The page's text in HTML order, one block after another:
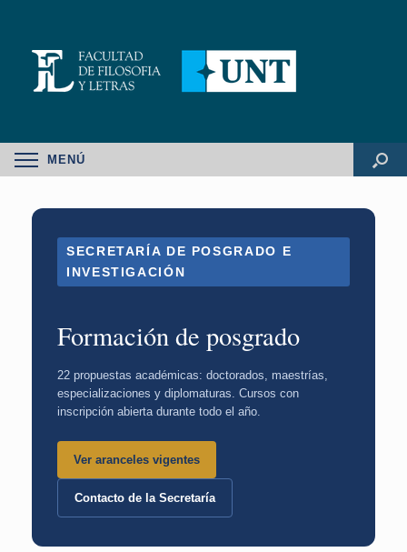
MENÚ
SECRETARÍA DE POSGRADO E
INVESTIGACIÓN
Formación de posgrado
22 propuestas académicas: doctorados, maestrías,
especializaciones y diplomaturas. Cursos con
inscripción abierta durante todo el año.
Ver aranceles vigentes
Contacto de la Secretaría